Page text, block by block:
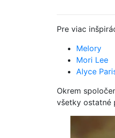
Pre viac
Melory
Mori Lee
Alyce
Okrem
všetky ostatné